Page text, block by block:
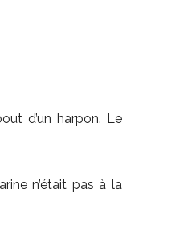
d’un harpon. Le
n’était pas à la